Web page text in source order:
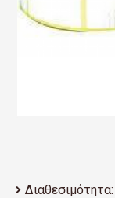
Διαθεσιμότητα: